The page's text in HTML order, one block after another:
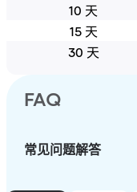
10 天
15 天
30 天
FAQ
常见问题解答